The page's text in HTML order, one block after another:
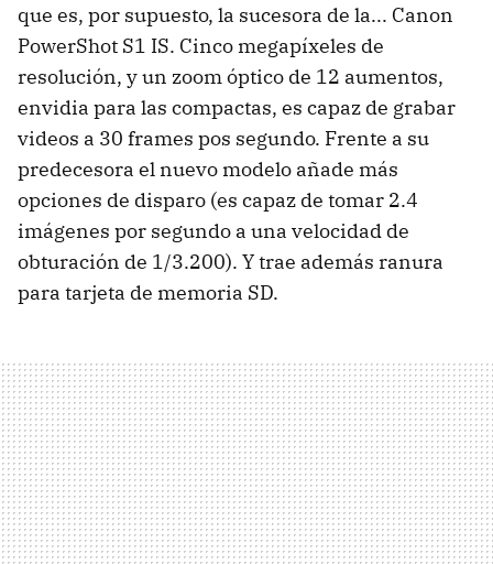
que es, por supuesto, la sucesora de la... Canon
PowerShot S1 IS. Cinco megapíxeles de
resolución, y un zoom óptico de 12 aumentos,
envidia para las compactas, es capaz de grabar
videos a 30 frames pos segundo. Frente a su
predecesora el nuevo modelo añade más
opciones de disparo (es capaz de tomar 2.4
imágenes por segundo a una velocidad de
obturación de 1/3.200). Y trae además ranura
para tarjeta de memoria SD.